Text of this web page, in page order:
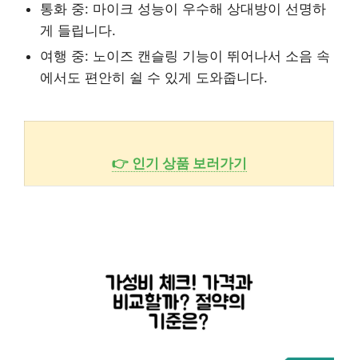
통화 중: 마이크 성능이 우수해 상대방이 선명하
게 들립니다.
여행 중: 노이즈 캔슬링 기능이 뛰어나서 소음 속
에서도 편안히 쉴 수 있게 도와줍니다.
👉 인기 상품 보러가기